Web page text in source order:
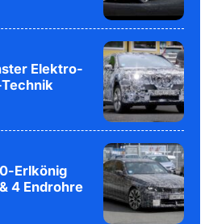
Elektro-
Erlkönig
4 Endrohre